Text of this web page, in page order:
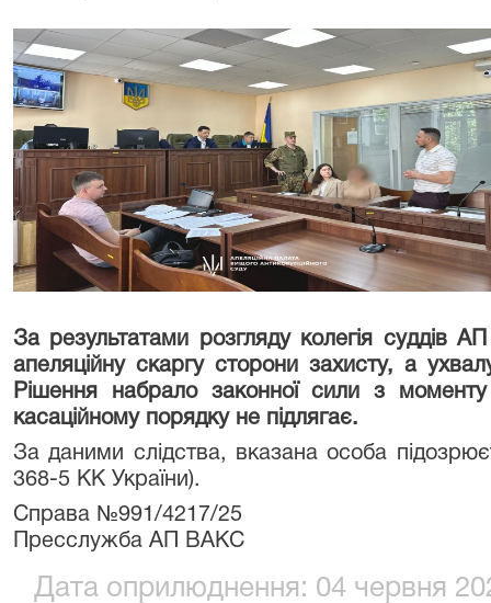
За результатами розгляду колегія суддів
апеляційну скаргу сторони захисту, а
Рішення набрало законної сили з
касаційному порядку не підлягає.
За даними слідства, вказана особа
368-5 КК України).
Справа №991/4217/25
Пресслужба АП ВАКС
Дата оприлюднення: 04 червня